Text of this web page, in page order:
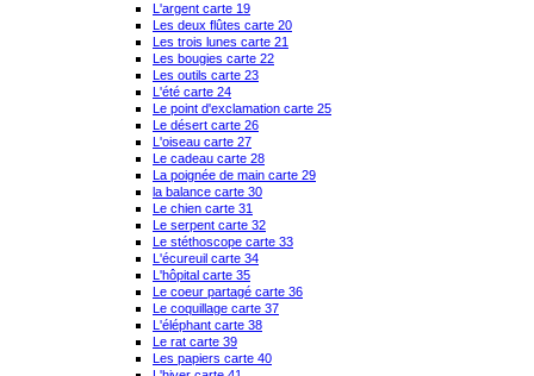
L'argent carte 19
Les deux flûtes carte 20
Les trois lunes carte 21
Les bougies carte 22
Les outils carte 23
L'été carte 24
Le point d'exclamation carte 25
Le désert carte 26
L'oiseau carte 27
Le cadeau carte 28
La poignée de main carte 29
la balance carte 30
Le chien carte 31
Le serpent carte 32
Le stéthoscope carte 33
L'écureuil carte 34
L'hôpital carte 35
Le coeur partagé carte 36
Le coquillage carte 37
L'éléphant carte 38
Le rat carte 39
Les papiers carte 40